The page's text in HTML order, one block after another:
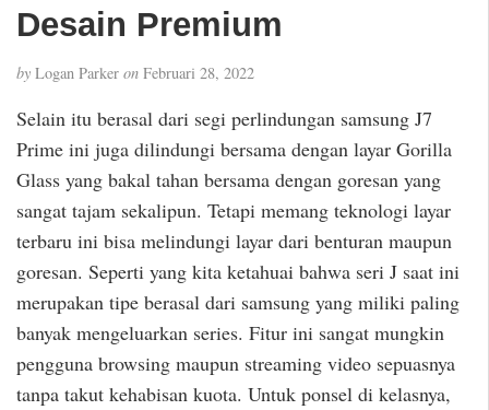
Desain Premium
by Logan Parker on Februari 28, 2022
Selain itu berasal dari segi perlindungan samsung J7
Prime ini juga dilindungi bersama dengan layar Gorilla
Glass yang bakal tahan bersama dengan goresan yang
sangat tajam sekalipun. Tetapi memang teknologi layar
terbaru ini bisa melindungi layar dari benturan maupun
goresan. Seperti yang kita ketahuai bahwa seri J saat ini
merupakan tipe berasal dari samsung yang miliki paling
banyak mengeluarkan series. Fitur ini sangat mungkin
pengguna browsing maupun streaming video sepuasnya
tanpa takut kehabisan kuota. Untuk ponsel di kelasnya,